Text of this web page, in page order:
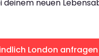
deinem neuen
London anfragen